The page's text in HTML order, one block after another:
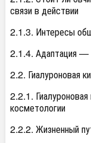
связи в действии
2.1.3. Интересы
2.1.4. Адаптация —
2.2. Гиалуроновая
2.2.1.
косметологии
2.2.2. Жизненный